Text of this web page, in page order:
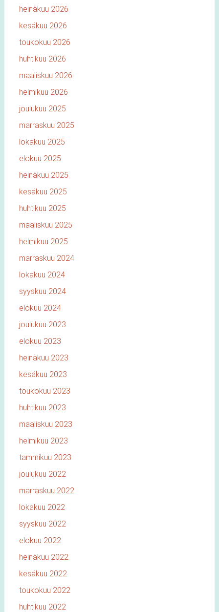
heinäkuu 2026
kesäkuu 2026
toukokuu 2026
huhtikuu 2026
maaliskuu 2026
helmikuu 2026
joulukuu 2025
marraskuu 2025
lokakuu 2025
elokuu 2025
heinäkuu 2025
kesäkuu 2025
huhtikuu 2025
maaliskuu 2025
helmikuu 2025
marraskuu 2024
lokakuu 2024
syyskuu 2024
elokuu 2024
joulukuu 2023
elokuu 2023
heinäkuu 2023
kesäkuu 2023
toukokuu 2023
huhtikuu 2023
maaliskuu 2023
helmikuu 2023
tammikuu 2023
joulukuu 2022
marraskuu 2022
lokakuu 2022
syyskuu 2022
elokuu 2022
heinäkuu 2022
kesäkuu 2022
toukokuu 2022
huhtikuu 2022